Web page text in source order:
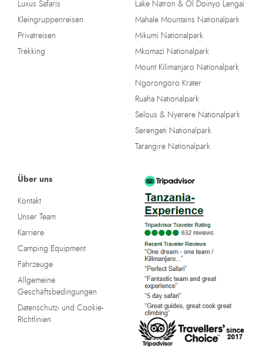
Luxus Safaris
Kleingruppenreisen
Privatreisen
Trekking
Lake Natron & Ol Doinyo Lengai
Mahale Mountains Nationalpark
Mikumi Nationalpark
Mkomazi Nationalpark
Mount Kilimanjaro Nationalpark
Ngorongoro Krater
Ruaha Nationalpark
Selous & Nyerere Nationalpark
Serengeti Nationalpark
Tarangire Nationalpark
Über uns
Kontakt
Unser Team
Karriere
Camping Equipment
Fahrzeuge
Allgemeine
Geschäftsbedingungen
Datenschutz- und Cookie-
Richtlinien